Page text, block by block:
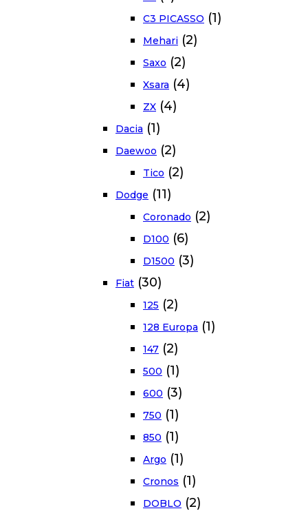
C3 PICASSO (1)
Mehari (2)
Saxo (2)
Xsara (4)
ZX (4)
Dacia (1)
Daewoo (2)
Tico (2)
Dodge (11)
Coronado (2)
D100 (6)
D1500 (3)
Fiat (30)
125 (2)
128 Europa (1)
147 (2)
500 (1)
600 (3)
750 (1)
850 (1)
Argo (1)
Cronos (1)
DOBLO (2)